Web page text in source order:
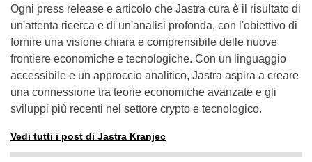
Ogni press release e articolo che Jastra cura è il risultato di
un'attenta ricerca e di un'analisi profonda, con l'obiettivo di
fornire una visione chiara e comprensibile delle nuove
frontiere economiche e tecnologiche. Con un linguaggio
accessibile e un approccio analitico, Jastra aspira a creare
una connessione tra teorie economiche avanzate e gli
sviluppi più recenti nel settore crypto e tecnologico.
Vedi tutti i post di Jastra Kranjec